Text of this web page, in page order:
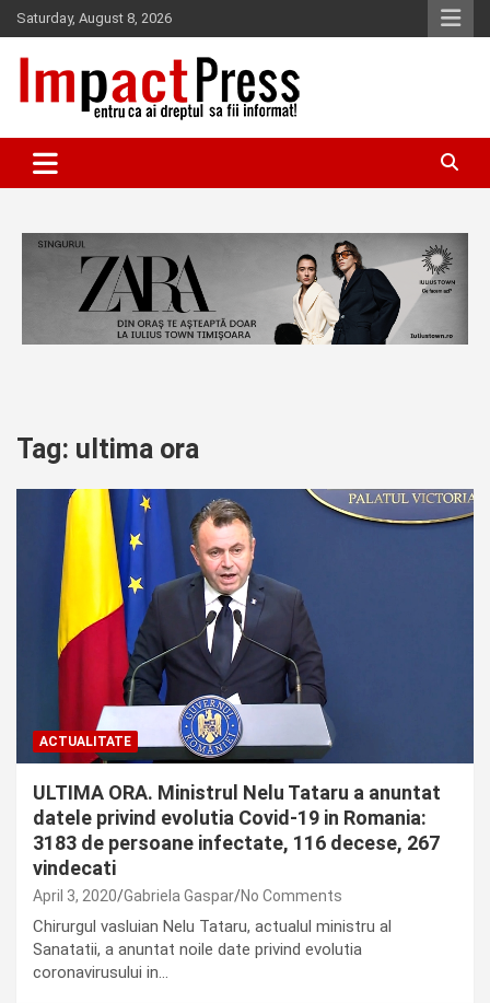
Skip
to
content
Saturday, August 8, 2026
IMPACTPRESS
Tag: ultima ora
ACTUALITATE
ULTIMA ORA. Ministrul Nelu Tataru a anuntat
datele privind evolutia Covid-19 in Romania:
3183 de persoane infectate, 116 decese, 267
vindecati
April 3, 2020 Gabriela Gaspar No Comments
Chirurgul vasluian Nelu Tataru, actualul ministru al
Sanatatii, a anuntat noile date privind evolutia
coronavirusului in…